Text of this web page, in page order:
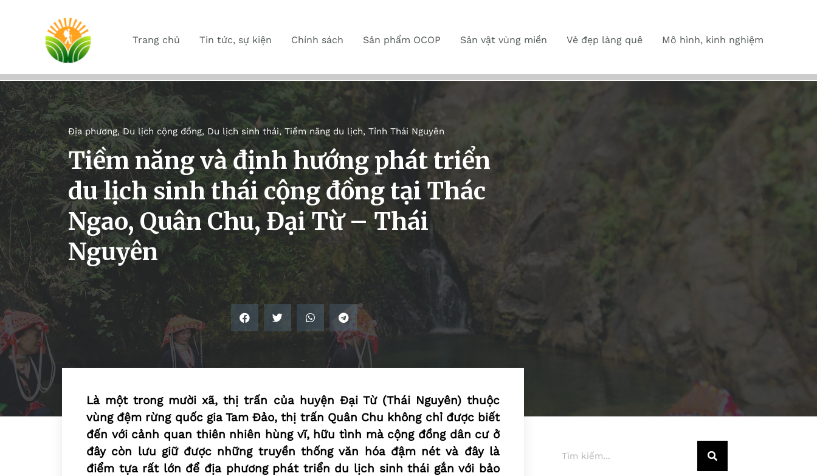
Trang chủ Tin tức, sự kiện Chính sách Sản phẩm OCOP Sản vật vùng miền Vẻ đẹp làng quê Mô hình, kinh nghiệm
Địa phương,Du lịch cộng đồng, Du lịch sinh thái, Tiềm năng du lịch, Tỉnh Thái Nguyên
Tiềm năng và định hướng phát triển
du lịch sinh thái cộng đồng tại Thác
Ngao, Quân Chu, Đại Từ – Thái
Nguyên
Là một trong mười xã, thị trấn của huyện Đại Từ (Thái Nguyên) thuộc
vùng đệm rừng quốc gia Tam Đảo, thị trấn Quân Chu không chỉ được biết
đến với cảnh quan thiên nhiên hùng vĩ, hữu tình mà cộng đồng dân cư ở
đây còn lưu giữ được những truyền thống văn hóa đậm nét và đây là
điểm tựa rất lớn để địa phương phát triển du lịch sinh thái gắn với bảo